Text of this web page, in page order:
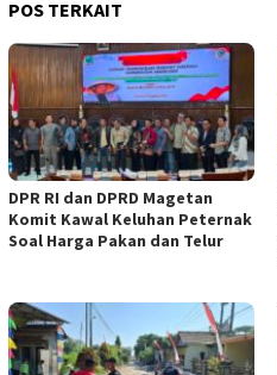
POS TERKAIT
DPR RI dan DPRD Magetan
Komit Kawal Keluhan Peternak
Soal Harga Pakan dan Telur